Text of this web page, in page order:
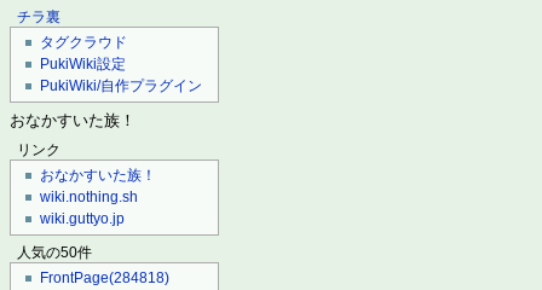
チラ裏
タグクラウド
PukiWiki設定
PukiWiki/自作プラグイン
おなかすいた族！
リンク
おなかすいた族！
wiki.nothing.sh
wiki.guttyo.jp
人気の50件
FrontPage(284818)